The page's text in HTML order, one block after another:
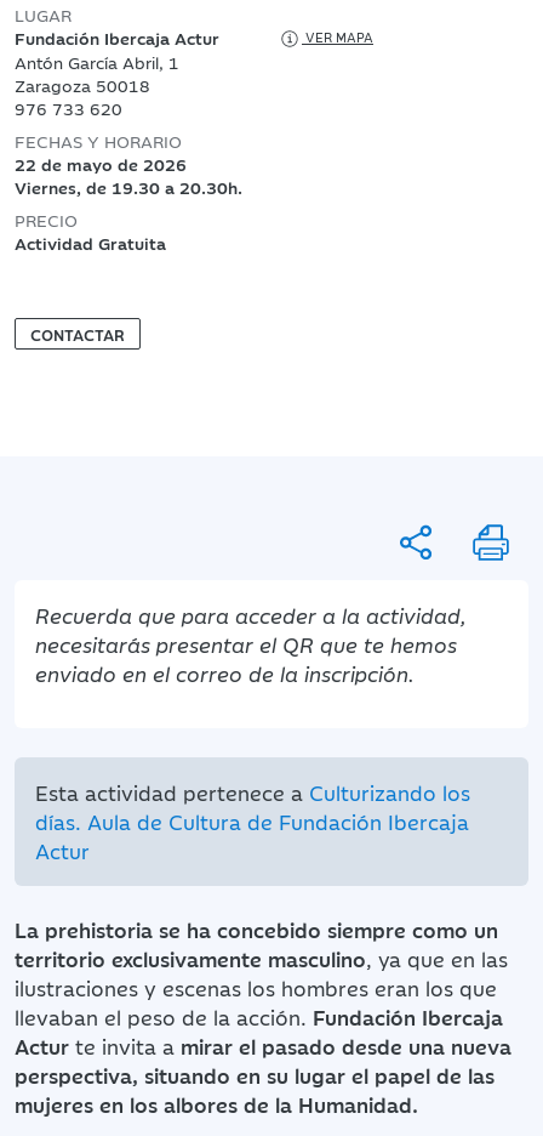
LUGAR
Fundación Ibercaja Actur
VER MAPA
Antón García Abril, 1
Zaragoza 50018
976 733 620
FECHAS Y HORARIO
22 de mayo de 2026
Viernes, de 19.30 a 20.30h.
PRECIO
Actividad Gratuita
CONTACTAR
Recuerda que para acceder a la actividad,
necesitarás presentar el QR que te hemos
enviado en el correo de la inscripción.
Esta actividad pertenece a Culturizando los
días. Aula de Cultura de Fundación Ibercaja
Actur
La prehistoria se ha concebido siempre como un
territorio exclusivamente masculino, ya que en las
ilustraciones y escenas los hombres eran los que
llevaban el peso de la acción. Fundación Ibercaja
Actur te invita a mirar el pasado desde una nueva
perspectiva, situando en su lugar el papel de las
mujeres en los albores de la Humanidad.